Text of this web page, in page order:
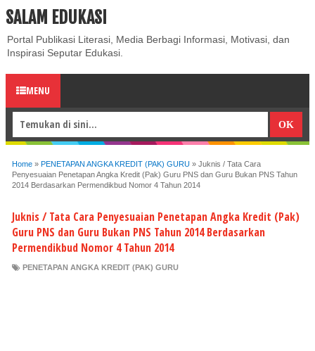
ABOUT CONTACT US
SALAM EDUKASI
Portal Publikasi Literasi, Media Berbagi Informasi, Motivasi, dan
Inspirasi Seputar Edukasi.
MENU
Home » PENETAPAN ANGKA KREDIT (PAK) GURU » Juknis / Tata Cara
Penyesuaian Penetapan Angka Kredit (Pak) Guru PNS dan Guru Bukan PNS Tahun
2014 Berdasarkan Permendikbud Nomor 4 Tahun 2014
Juknis / Tata Cara Penyesuaian Penetapan Angka Kredit (Pak)
Guru PNS dan Guru Bukan PNS Tahun 2014 Berdasarkan
Permendikbud Nomor 4 Tahun 2014
PENETAPAN ANGKA KREDIT (PAK) GURU